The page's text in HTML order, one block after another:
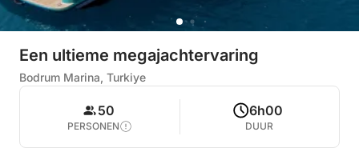
Een ultieme megajachtervaring
Bodrum Marina, Turkiye
50
PERSONEN
6h00
DUUR